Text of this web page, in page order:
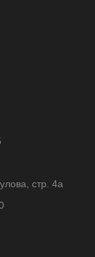
стр. 4а